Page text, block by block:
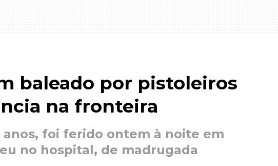
baleado por pistoleiros
na fronteira
anos, foi ferido ontem à noite em
no hospital, de madrugada